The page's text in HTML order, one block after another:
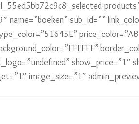
sub_id=””
show_price=”1″
image_size=”1″